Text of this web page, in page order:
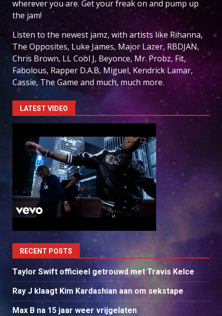
wherever you are. Get your freak on and pump up
the jam!
Listen to the newest jamz, with artists like Rihanna,
The Opposites, Luke James, Major Lazer, RBDJAN,
Chris Brown, LL Cool J, Beyonce, Mr. Probz, Fit,
Fabolous, Rapper D.A.B, Miguel, Kendrick Lamar,
Cassie, The Game and much, much more.
LATEST VIDEO
RECENT POSTS
Taylor Swift officieel getrouwd met Travis Kelce
Ray J klaagt Kim Kardashian aan om sekstape
Max B na 15 jaar weer vrijgelaten